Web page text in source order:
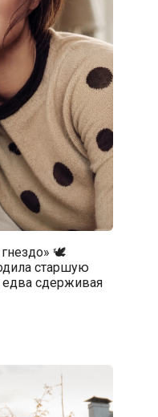
🕊️
старшую
сдерживая